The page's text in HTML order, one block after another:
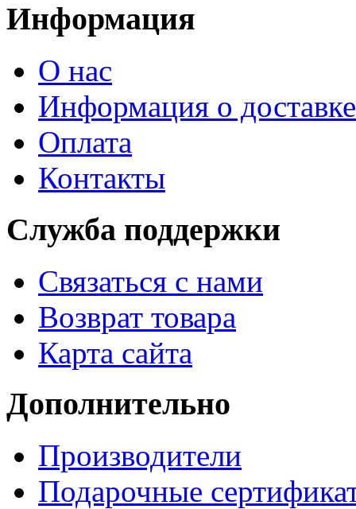
Информация
О нас
Информация о доставке
Оплата
Контакты
Служба поддержки
Связаться с нами
Возврат товара
Карта сайта
Дополнительно
Производители
Подарочные